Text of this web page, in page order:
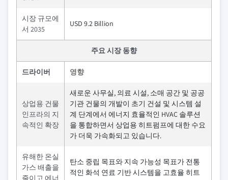
시장 규모에
서 2035
USD 9.2 Billion
주요 시장 동향
드라이버 영향
상업용 건물
인프라의 지
속적인 확장
새로운 사무실, 의료 시설, 소매 공간 및 공공
기관 건물의 개발이 초기 건설 및 시스템 설
계 단계에서 에너지 효율적인 HVAC 솔루션
을 통합하면서 상업용 히트펌프에 대한 수요
가 더욱 가속화되고 있습니다.
유해한 온실
가스 배출을
줄이고 에너
탄소 중립 목표와 지속 가능성 목표가 전통
적인 화석 연료 기반 시스템을 고효율 히트